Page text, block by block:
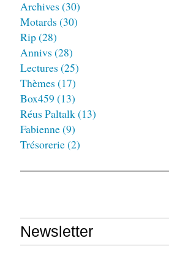
Archives (30)
Motards (30)
Rip(28)
Annivs (28)
Lectures (25)
Thèmes (17)
Box459 (13)
Réus Paltalk(13)
Fabienne(9)
Trésorerie(2)
Newsletter